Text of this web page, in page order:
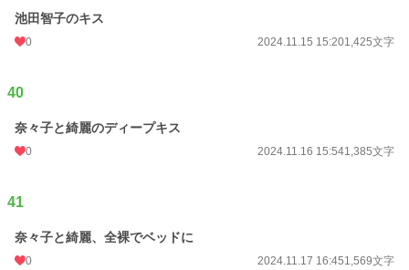
池田智子のキス
0 2024.11.15 15:201,425文字
40
奈々子と綺麗のディープキス
0 2024.11.16 15:541,385文字
41
奈々子と綺麗、全裸でベッドに
0 2024.11.17 16:451,569文字